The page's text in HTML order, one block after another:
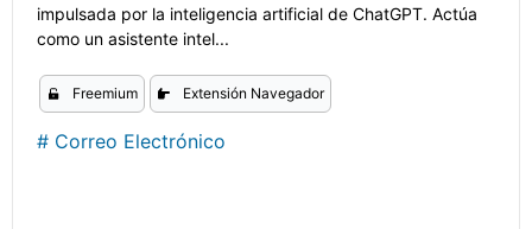
impulsada por la inteligencia artificial de ChatGPT. Actúa
como un asistente intel...
Freemium Extensión Navegador
# Correo Electrónico